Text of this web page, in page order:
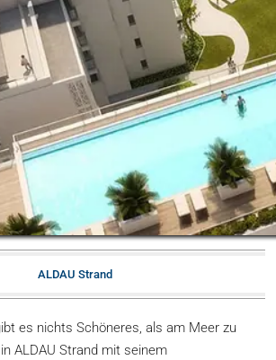
ALDAU Strand
es nichts Schöneres, als am Meer zu
ALDAU Strand mit seinem